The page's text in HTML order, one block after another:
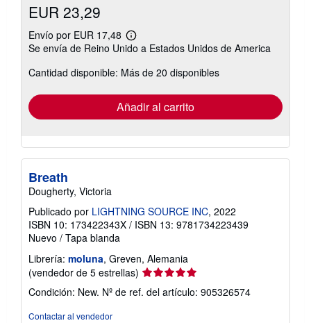
EUR 23,29
Envío por EUR 17,48
Más
información
las
envío
Se envía de Reino Unido a Estados Unidos de America
Cantidad disponible: Más de 20 disponibles
Añadir al carrito
Breath
Dougherty, Victoria
Publicado por LIGHTNING SOURCE INC, 2022
ISBN 10: 173422343X / ISBN 13: 9781734223439
Nuevo / Tapa blanda
Librería: moluna, Greven, Alemania
(vendedor de 5 estrellas) Calificación
del
vendedor:
Condición: New. Nº de ref. del artículo: 905326574
Contactar al vendedor